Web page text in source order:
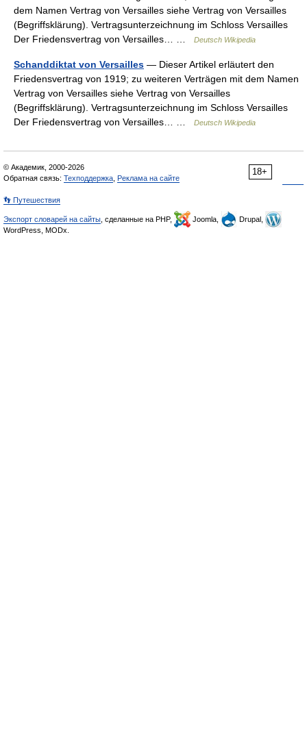
dem Namen Vertrag von Versailles siehe Vertrag von Versailles
(Begriffsklärung). Vertragsunterzeichnung im Schloss Versailles
Der Friedensvertrag von Versailles… …
Deutsch Wikipedia
Schanddiktat von Versailles — Dieser Artikel erläutert den
Friedensvertrag von 1919; zu weiteren Verträgen mit dem Namen
Vertrag von Versailles siehe Vertrag von Versailles
(Begriffsklärung). Vertragsunterzeichnung im Schloss Versailles
Der Friedensvertrag von Versailles… …
Deutsch Wikipedia
18+
© Академик, 2000-2026
Обратная связь: Техподдержка Реклама на сайте
👣 Путешествия
Экспорт словарей на сайты , сделанные на PHP, Joomla,
Drupal,
WordPress, MODx.